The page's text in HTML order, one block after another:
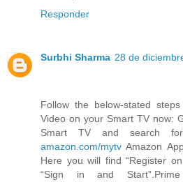
Responder
Surbhi Sharma 28 de
Follow the below-stated
Video on your Smart TV now:
Smart TV and search for
amazon.com/mytv Amazon
Here you will find “Register
“Sign in and